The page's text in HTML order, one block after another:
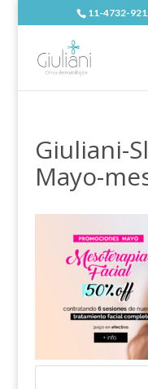
11-4732-
Giuliani-
Mayo-